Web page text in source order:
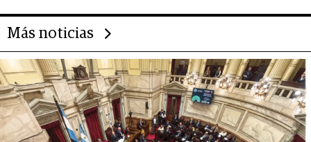
Más noticias